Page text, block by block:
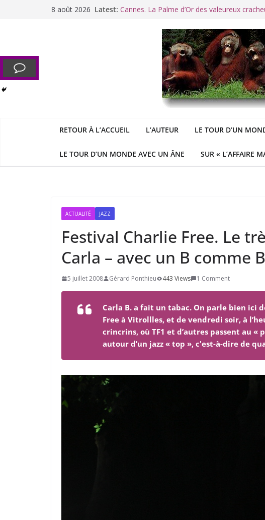
8 août 2026 Latest: Cannes. La Palme d’Or des valeureux
Racisme. Moi, Picard-Marseillais traité de «
George : « Le meilleur des
Le patriarcat », bouc émissaire des
RETOUR À L’ACCUEIL L’AUTEUR LE TOUR D’UN
LE TOUR D’UN MONDE AVEC UN ÂNE SUR « L’AFFAIRE
ACTUALITÉ JAZZ
Festival Charlie Free. Le
Carla – avec un B comme
5 juillet 2008 Gérard Ponthieu 443 Views 1 Comment
Carla B. a fait un tabac. On parle bien ici
Free à Vitrollles, et de vendredi soir, à
crincrins, où TF1 et d’autres passent au
autour d’un jazz « top », c'est-à-dire de